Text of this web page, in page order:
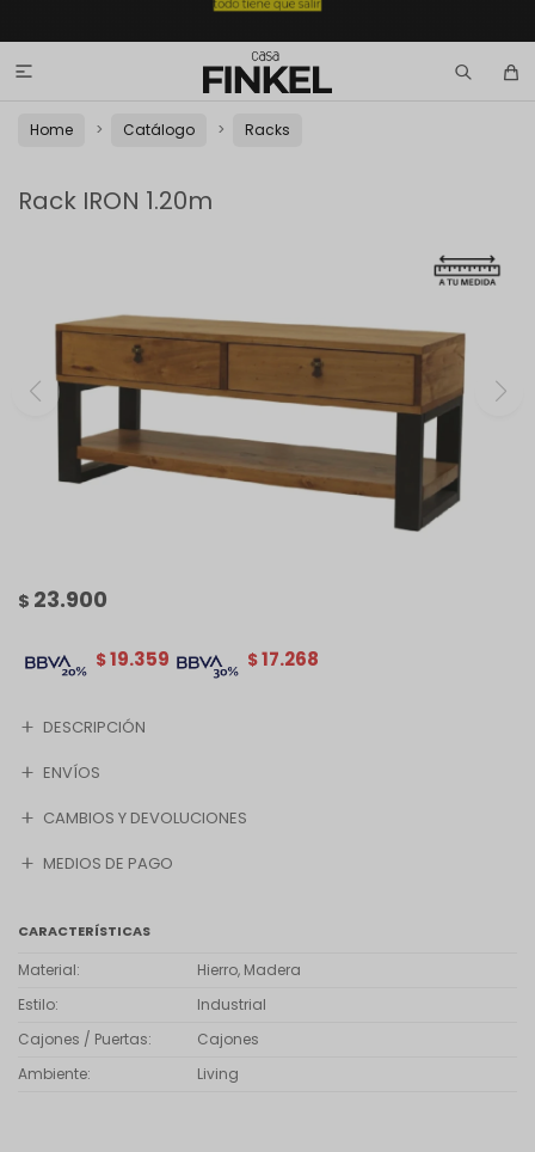

Home Catálogo Racks
Rack IRON 1.20m
$ 23.900
$17.268
$19.359
DESCRIPCIÓN
ENVÍOS
CAMBIOS Y DEVOLUCIONES
MEDIOS DE PAGO
CARACTERÍSTICAS
Material
Hierro, Madera
Estilo
Industrial
Cajones / Puertas
Cajones
Ambiente
Living